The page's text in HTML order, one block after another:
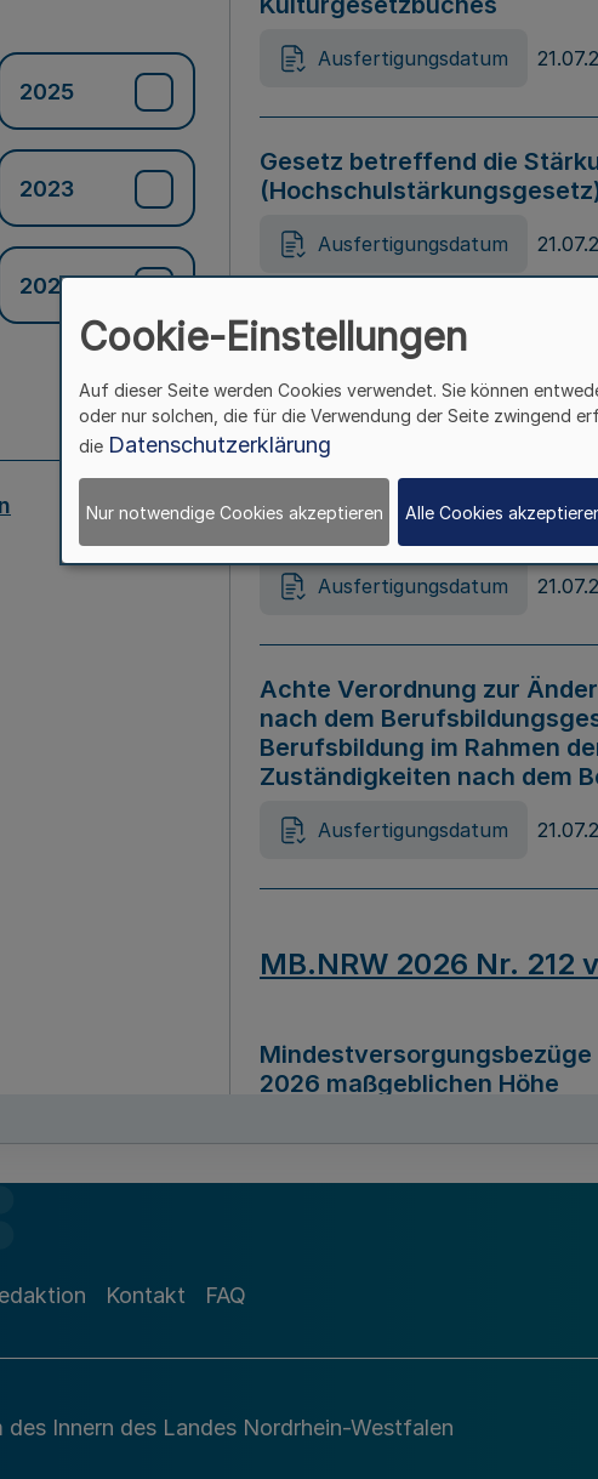
2025
2023
2021
Ausfertigungsdatum
Gesetz betreffend die
Ausfertigungsdatum
Gesetz zur Vermeidung
Ausfertigungsdatum
Gesetz zur Änderung des
Ausfertigungsdatum
Achte Verordnung zur
nach dem
Berufsbildung im Rahmen
Zuständigkeiten nach dem
Ausfertigungsdatum
MB.NRW 2026 Nr. 212
2026 maßgeblichen Höhe
Richtlinie zur Durchführung
Kontakt FAQ
Innern des Landes Nordrhein-Westfalen
Cookie-Einstellungen
Auf dieser Seite werden Cookies verwendet. Sie können
oder nur solchen, die für die Verwendung der Seite zwingend
die Datenschutzerklärung
Nur notwendige Cookies akzeptieren Alle Cookies